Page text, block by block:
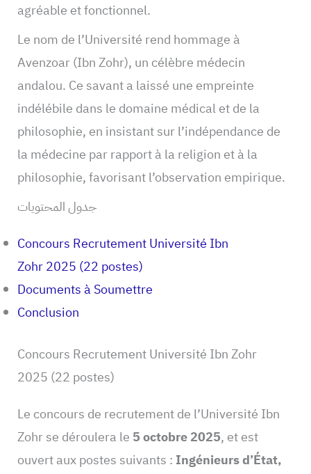
agréable et fonctionnel.
Le nom de l’Université rend hommage à
Avenzoar (Ibn Zohr), un célèbre médecin
andalou. Ce savant a laissé une empreinte
indélébile dans le domaine médical et de la
philosophie, en insistant sur l’indépendance de
la médecine par rapport à la religion et à la
philosophie, favorisant l’observation empirique.
جدول المحتويات
Concours Recrutement Université Ibn
Zohr 2025 (22 postes)
Documents à Soumettre
Conclusion
Concours Recrutement Université Ibn Zohr
2025 (22 postes)
Le concours de recrutement de l’Université Ibn
Zohr se déroulera le 5 octobre 2025, et est
ouvert aux postes suivants : Ingénieurs d’État,